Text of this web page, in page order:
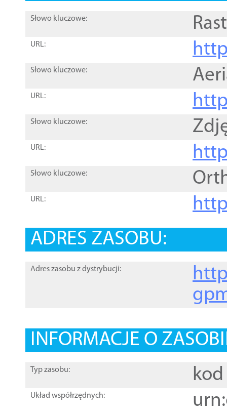
Słowo kluczowe:
URL:
Słowo kluczowe:
URL:
Słowo kluczowe:
URL:
Słowo kluczowe:
URL:
ADRES ZASOBU:
Adres zasobu z dystrybucji:
INFORMACJE O
Typ zasobu: kod
Układ współrzędnych: